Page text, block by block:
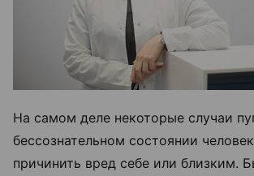
На самом деле некоторые случаи
бессознательном состоянии
причинить вред себе или близким.